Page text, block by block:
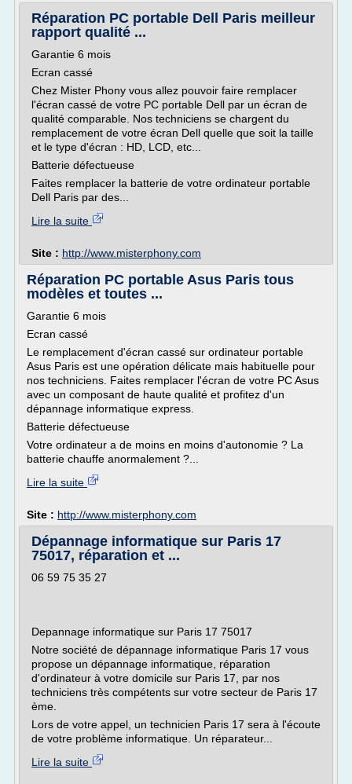
Réparation PC portable Dell Paris meilleur
rapport qualité ...
Garantie 6 mois
Ecran cassé
Chez Mister Phony vous allez pouvoir faire remplacer
l'écran cassé de votre PC portable Dell par un écran de
qualité comparable. Nos techniciens se chargent du
remplacement de votre écran Dell quelle que soit la taille
et le type d'écran : HD, LCD, etc...
Batterie défectueuse
Faites remplacer la batterie de votre ordinateur portable
Dell Paris par des...
Lire la suite
Site : http://www.misterphony.com
Réparation PC portable Asus Paris tous
modèles et toutes ...
Garantie 6 mois
Ecran cassé
Le remplacement d'écran cassé sur ordinateur portable
Asus Paris est une opération délicate mais habituelle pour
nos techniciens. Faites remplacer l'écran de votre PC Asus
avec un composant de haute qualité et profitez d'un
dépannage informatique express.
Batterie défectueuse
Votre ordinateur a de moins en moins d'autonomie ? La
batterie chauffe anormalement ?...
Lire la suite
Site : http://www.misterphony.com
Dépannage informatique sur Paris 17
75017, réparation et ...
06 59 75 35 27
Depannage informatique sur Paris 17 75017
Notre société de dépannage informatique Paris 17 vous
propose un dépannage informatique, réparation
d'ordinateur à votre domicile sur Paris 17, par nos
techniciens très compétents sur votre secteur de Paris 17
ème.
Lors de votre appel, un technicien Paris 17 sera à l'écoute
de votre problème informatique. Un réparateur...
Lire la suite